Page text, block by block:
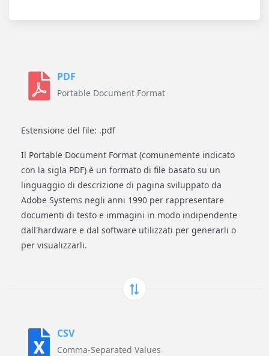
PDF
Portable Document Format
Estensione del file: .pdf
Il Portable Document Format (comunemente indicato
con la sigla PDF) è un formato di file basato su un
linguaggio di descrizione di pagina sviluppato da
Adobe Systems negli anni 1990 per rappresentare
documenti di testo e immagini in modo indipendente
dall'hardware e dal software utilizzati per generarli o
per visualizzarli.
CSV
Comma-Separated Values